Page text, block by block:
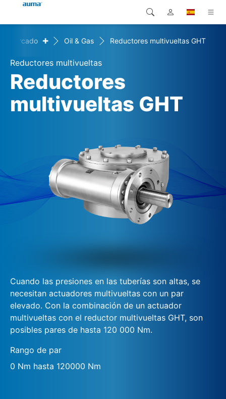
Productos
Soluciones
Descargas
Contacto
Global
Europa
Asia y Pacífico
Búsqueda
mercado + Oil & Gas Reductores multivueltas GHT
Reductores multivueltas
Reductores
multivueltas GHT
Cuando las presiones en las tuberías son altas, se
necesitan actuadores multivueltas con un par
elevado. Con la combinación de un actuador
multivueltas con el reductor multivueltas GHT, son
posibles pares de hasta 120 000 Nm.
Rango de par
0 Nm hasta 120000 Nm